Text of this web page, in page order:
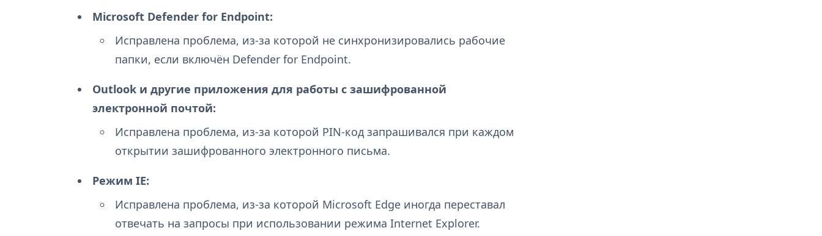
Microsoft Defender for Endpoint:
Исправлена проблема, из-за которой не синхронизировались рабочие
папки, если включён Defender for Endpoint.
Outlook и другие приложения для работы с зашифрованной
электронной почтой:
Исправлена проблема, из-за которой PIN-код запрашивался при каждом
открытии зашифрованного электронного письма.
Режим IE:
Исправлена проблема, из-за которой Microsoft Edge иногда переставал
отвечать на запросы при использовании режима Internet Explorer.